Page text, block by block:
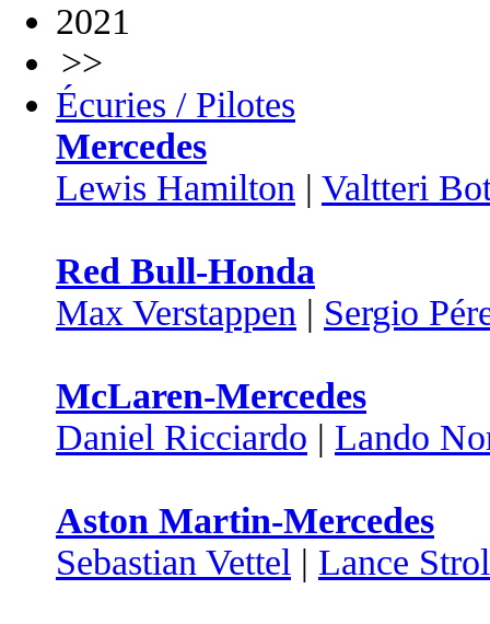
2021
>>
Écuries / Pilotes
Mercedes
Lewis Hamilton | Valtteri
Red Bull-Honda
Max Verstappen | Sergio
McLaren-Mercedes
Daniel Ricciardo | Lando
Aston Martin-Mercedes
Sebastian Vettel | Lance